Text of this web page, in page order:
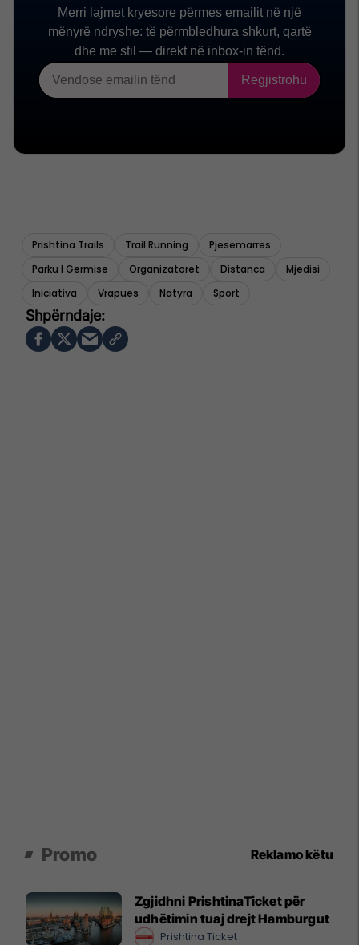
Prishtina Trails Trail Running
Pjesemarres
Parku I Germise
Organizatoret Distanca
Mjedisi
Iniciativa
Vrapues Natyra Sport
Promo Reklamo këtu
Zgjidhni PrishtinaTicket për
udhëtimin tuaj drejt Hamburgut
Prishtina Ticket